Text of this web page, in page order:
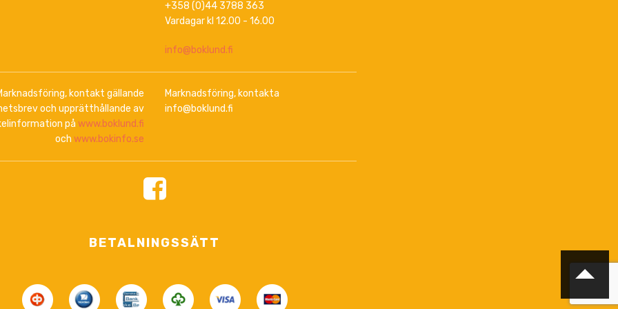
+358 (0)44 3788 363
Vardagar kl 12.00 - 16.00
info@boklund.fi
kontakt gällande
och upprätthållande av
på www.boklund.fi
och www.bokinfo.se
Marknadsföring, kontakta
info@boklund.fi
BETALNINGSSÄTT